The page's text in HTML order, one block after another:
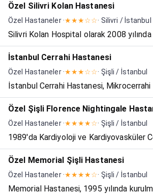
Özel Silivri Kolan Hastanesi
Özel Hastaneler ·★★★☆☆· Silivri / İstanbul
Silivri Kolan Hospital olarak 2008
başlayan hastanemiz MR, Yoğun Bakım,
hemen hemen tüm branşlarda Silivri
vermektedir. Hastanemizin SGK ile
İstanbul Cerrahi Hastanesi
Özel Hastaneler ·★★★☆☆· Şişli / İstanbul
İstanbul Cerrahi Hastanesi,
AŞ. olarak 3 hekim ve 5 girişimci ile 1994
kurulmuştur. 1997 yılında İstanbul'un en
semtlerinden olan Nişantaşı'nda 5500 m²
sahip 13...
Özel Şişli Florence Nightingale
Özel Hastaneler ·★★★★☆· Şişli / İstanbul
1989'da Kardiyoloji ve Kardiyovasküler
hizmete başlayan hastanemizde
Karaciğer, Böbrek, Kalp MR, Kemik İliği
Omurga Ameliyatları, Beyin Cerrahisi
Özel Memorial Şişli Hastanesi
Özel Hastaneler ·★★★★☆· Şişli / İstanbul
Memorial Hastanesi, 1995 yılında